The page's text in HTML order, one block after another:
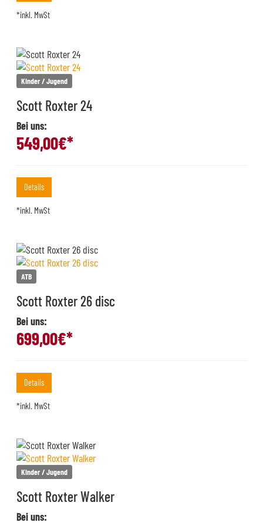
*inkl. MwSt
Kinder / Jugend
Scott Roxter 24
Bei uns:
549,00€*
Details
*inkl. MwSt
ATB
Scott Roxter 26 disc
Bei uns:
699,00€*
Details
*inkl. MwSt
Kinder / Jugend
Scott Roxter Walker
Bei uns: